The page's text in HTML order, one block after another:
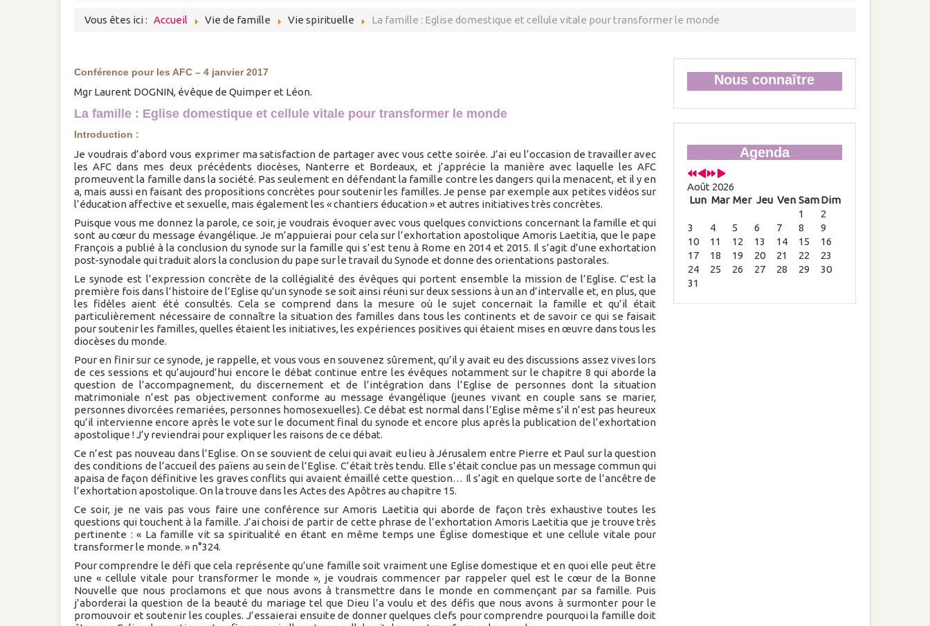
Vous êtes ici : Accueil Vie de famille Vie spirituelle La famille : Eglise domestique et cellule vitale pour transformer le monde
Conférence pour les AFC – 4 janvier 2017
Mgr Laurent DOGNIN, évêque de Quimper et Léon.
La famille : Eglise domestique et cellule vitale pour transformer le monde
Introduction :
Je voudrais d’abord vous exprimer ma satisfaction de partager avec vous cette soirée. J’ai eu l’occasion de travailler avec
les AFC dans mes deux précédents diocèses, Nanterre et Bordeaux, et j’apprécie la manière avec laquelle les AFC
promeuvent la famille dans la société. Pas seulement en défendant la famille contre les dangers qui la menacent, et il y en
a, mais aussi en faisant des propositions concrètes pour soutenir les familles. Je pense par exemple aux petites vidéos sur
l’éducation affective et sexuelle, mais également les « chantiers éducation » et autres initiatives très concrètes.
Puisque vous me donnez la parole, ce soir, je voudrais évoquer avec vous quelques convictions concernant la famille et qui
sont au cœur du message évangélique. Je m’appuierai pour cela sur l’exhortation apostolique Amoris Laetitia, que le pape
François a publié à la conclusion du synode sur la famille qui s’est tenu à Rome en 2014 et 2015. Il s’agit d’une exhortation
post-synodale qui traduit alors la conclusion du pape sur le travail du Synode et donne des orientations pastorales.
Le synode est l’expression concrète de la collégialité des évêques qui portent ensemble la mission de l’Eglise. C’est la
première fois dans l’histoire de l’Eglise qu’un synode se soit ainsi réuni sur deux sessions à un an d’intervalle et, en plus, que
les fidèles aient été consultés. Cela se comprend dans la mesure où le sujet concernait la famille et qu’il était
particulièrement nécessaire de connaître la situation des familles dans tous les continents et de savoir ce qui se faisait
pour soutenir les familles, quelles étaient les initiatives, les expériences positives qui étaient mises en œuvre dans tous les
diocèses du monde.
Pour en finir sur ce synode, je rappelle, et vous vous en souvenez sûrement, qu’il y avait eu des discussions assez vives lors
de ces sessions et qu’aujourd’hui encore le débat continue entre les évêques notamment sur le chapitre 8 qui aborde la
question de l’accompagnement, du discernement et de l’intégration dans l’Eglise de personnes dont la situation
matrimoniale n’est pas objectivement conforme au message évangélique (jeunes vivant en couple sans se marier,
personnes divorcées remariées, personnes homosexuelles). Ce débat est normal dans l’Eglise même s’il n’est pas heureux
qu’il intervienne encore après le vote sur le document final du synode et encore plus après la publication de l’exhortation
apostolique ! J’y reviendrai pour expliquer les raisons de ce débat.
Ce n’est pas nouveau dans l’Eglise. On se souvient de celui qui avait eu lieu à Jérusalem entre Pierre et Paul sur la question
des conditions de l’accueil des païens au sein de l’Eglise. C’était très tendu. Elle s’était conclue pas un message commun qui
apaisa de façon définitive les graves conflits qui avaient émaillé cette question… Il s’agit en quelque sorte de l’ancêtre de
l’exhortation apostolique. On la trouve dans les Actes des Apôtres au chapitre 15.
Ce soir, je ne vais pas vous faire une conférence sur Amoris Laetitia qui aborde de façon très exhaustive toutes les
questions qui touchent à la famille. J’ai choisi de partir de cette phrase de l’exhortation Amoris Laetitia que je trouve très
pertinente : « La famille vit sa spiritualité en étant en même temps une Église domestique et une cellule vitale pour
transformer le monde. » n°324.
Pour comprendre le défi que cela représente qu’une famille soit vraiment une Eglise domestique et en quoi elle peut être
une « cellule vitale pour transformer le monde », je voudrais commencer par rappeler quel est le cœur de la Bonne
Nouvelle que nous proclamons et que nous avons à transmettre dans le monde en commençant par sa famille. Puis
j’aborderai la question de la beauté du mariage tel que Dieu l’a voulu et des défis que nous avons à surmonter pour le
promouvoir et soutenir les couples. J’essaierai ensuite de donner quelques clefs pour comprendre pourquoi la famille doit
Nous connaître
Agenda
Août 2026
Lun Mar Mer Jeu Ven Sam Dim
1
2
3
4 5 6 7 8
9
10
11 12 13 14 15
16
17
18 19 20 21 22
23
24
25 26 27 28 29
30
31